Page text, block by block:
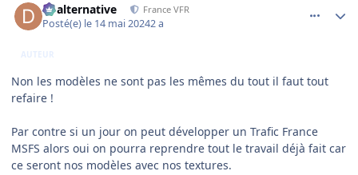
dbalternative France VFR
Posté(e) le 14 mai 20242 a
AUTEUR
Non les modèles ne sont pas les mêmes du tout il faut tout
refaire !
Par contre si un jour on peut développer un Trafic France
MSFS alors oui on pourra reprendre tout le travail déjà fait car
ce seront nos modèles avec nos textures.